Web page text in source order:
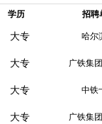
学历 招聘
大专 哈尔
大专 广铁集
大专 中铁
大专 广铁集